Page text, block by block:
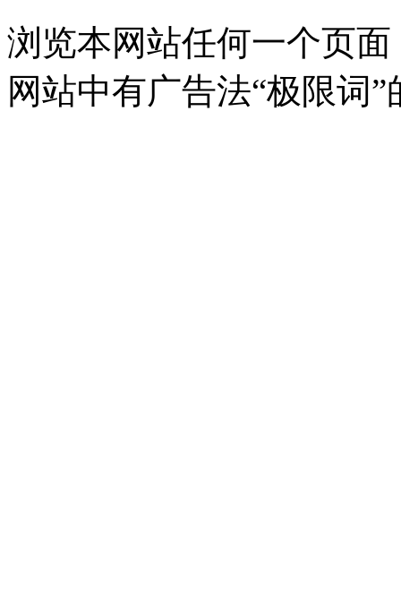
浏览本网站任何一个页
网站中有广告法“极限词